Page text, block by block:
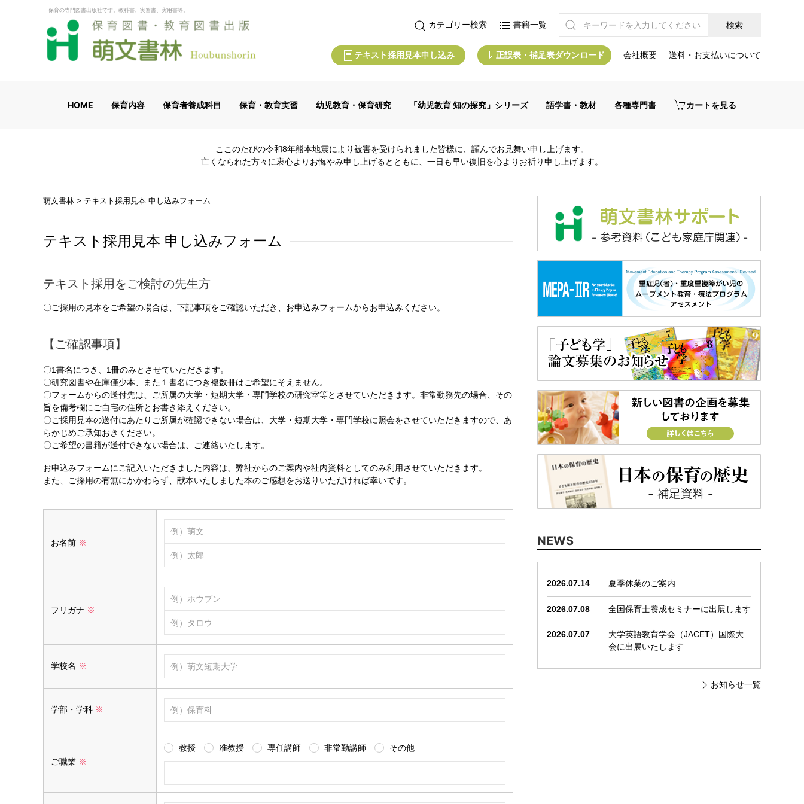
保育の専門図書出版社です。教科書、実習書、実用書等。
カテゴリー検索 書籍一覧
テキスト採用見本申し込み 正誤表・補足表ダウンロード 会社概要 送料・お支払いについて
HOME 保育内容 保育者養成科目 保育・教育実習 幼児教育・保育研究 「幼児教育 知の探究」シリーズ 語学書・教材 各種専門書 カートを見る
ここのたびの令和8年熊本地震により被害を受けられました皆様に、謹んでお見舞い申し上げます。
亡くなられた方々に衷心よりお悔やみ申し上げるとともに、一日も早い復旧を心よりお祈り申し上げます。
萌文書林 > テキスト採用見本 申し込みフォーム
テキスト採用見本 申し込みフォーム
テキスト採用をご検討の先生方
〇ご採用の見本をご希望の場合は、下記事項をご確認いただき、お申込みフォームからお申込みください。
【ご確認事項】
〇1書名につき、1冊のみとさせていただきます。
〇研究図書や在庫僅少本、また１書名につき複数冊はご希望にそえません。
〇フォームからの送付先は、ご所属の大学・短期大学・専門学校の研究室等とさせていただきます。非常勤務先の場合、その
旨を備考欄にご自宅の住所とお書き添えください。
〇ご採用見本の送付にあたりご所属が確認できない場合は、大学・短期大学・専門学校に照会をさせていただきますので、あ
らかじめご承知おきください。
〇ご希望の書籍が送付できない場合は、ご連絡いたします。
お申込みフォームにご記入いただきました内容は、弊社からのご案内や社内資料としてのみ利用させていただきます。
また、ご採用の有無にかかわらず、献本いたしました本のご感想をお送りいただければ幸いです。
お名前 ※
フリガナ ※
学校名 ※
学部・学科 ※
ご職業 ※
教授 准教授 専任講師 非常勤講師 その他
NEWS
2026.07.14 夏季休業のご案内
2026.07.08 全国保育士養成セミナーに出展します
2026.07.07
大学英語教育学会（JACET）国際大
会に出展いたします
お知らせ一覧